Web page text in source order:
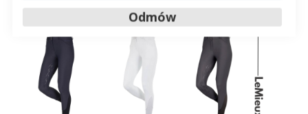
ułatwiają zakładanie i idealnie układają się pod butami.
Odmów